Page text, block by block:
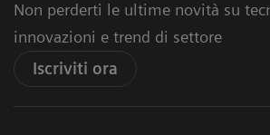
Non perderti le ultime novità su
innovazioni e trend di settore
Iscriviti ora